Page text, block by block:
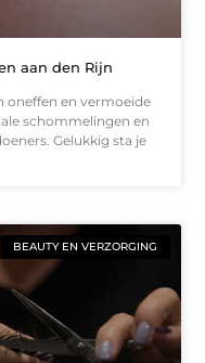
aan den Rijn
oneffen en vermoeide
schommelingen en
Gelukkig sta je
BEAUTY EN VERZORGING